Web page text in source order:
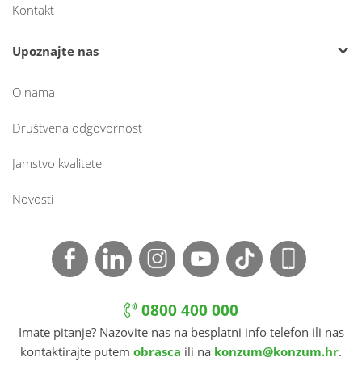
Kontakt
Upoznajte nas
O nama
Društvena odgovornost
Jamstvo kvalitete
Novosti
0800 400 000
Imate pitanje? Nazovite nas na besplatni info telefon ili nas
kontaktirajte putem obrasca ili na konzum@konzum.hr.